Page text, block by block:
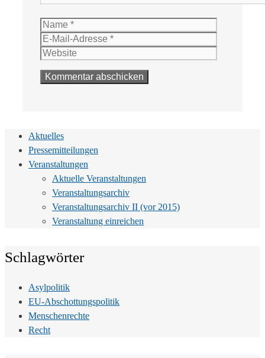
Name
Aktuelles
Pressemitteilungen
Veranstaltungen
Aktuelle Veranstaltungen
Veranstaltungsarchiv
Veranstaltungsarchiv II (vor 2015)
Veranstaltung einreichen
Schlagwörter
Asylpolitik
EU-Abschottungspolitik
Menschenrechte
Recht